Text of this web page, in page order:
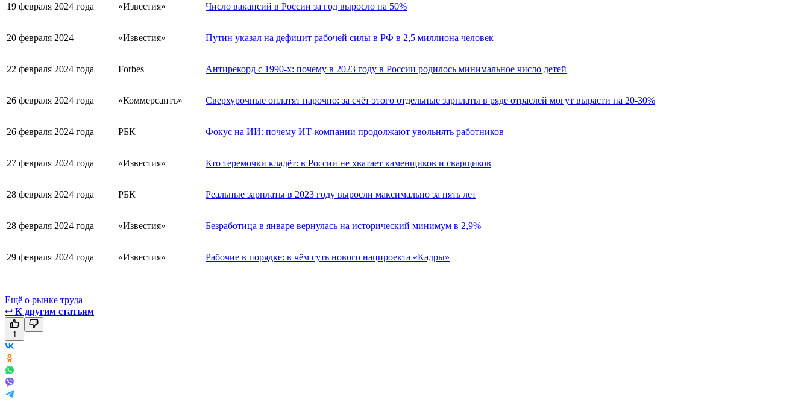
19 февраля 2024 года «Известия» Число вакансий в России за год выросло на 50%
20 февраля 2024 «Известия» Путин указал на дефицит рабочей силы в РФ в 2,5 миллиона человек
22 февраля 2024 года Forbes Антирекорд с 1990-х: почему в 2023 году в России родилось минимальное число детей
26 февраля 2024 года «Коммерсантъ» Сверхурочные оплатят нарочно: за счёт этого отдельные зарплаты в ряде отраслей могут вырасти на 20-30%
26 февраля 2024 года РБК Фокус на ИИ: почему ИТ-компании продолжают увольнять работников
27 февраля 2024 года «Известия» Кто теремочки кладёт: в России не хватает каменщиков и сварщиков
28 февраля 2024 года РБК Реальные зарплаты в 2023 году выросли максимально за пять лет
28 февраля 2024 года «Известия» Безработица в январе вернулась на исторический минимум в 2,9%
29 февраля 2024 года «Известия» Рабочие в порядке: в чём суть нового нацпроекта «Кадры»
Ещё о рынке труда
↩ К другим статьям
1